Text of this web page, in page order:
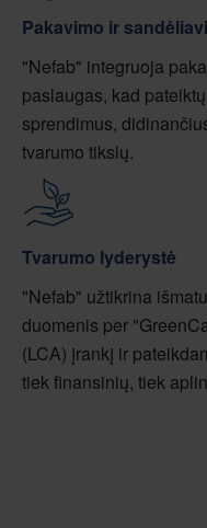
Pakavimo ir
"Nefab" integruoja
paslaugas, kad
sprendimus,
tvarumo tikslų.
Tvarumo lyderystė
"Nefab" užtikrina
duomenis per
(LCA) įrankį ir
tiek finansinių, tiek